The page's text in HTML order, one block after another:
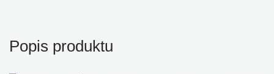
Popis produktu